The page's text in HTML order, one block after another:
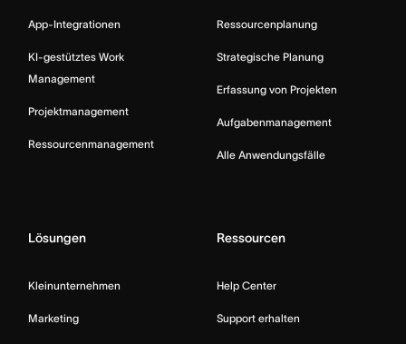
App-Integrationen
KI-gestütztes Work
Management
Projektmanagement
Ressourcenmanagement
Ressourcenplanung
Strategische Planung
Erfassung von Projekten
Aufgabenmanagement
Alle Anwendungsfälle
Lösungen
Kleinunternehmen
Marketing
Ressourcen
Help Center
Support erhalten